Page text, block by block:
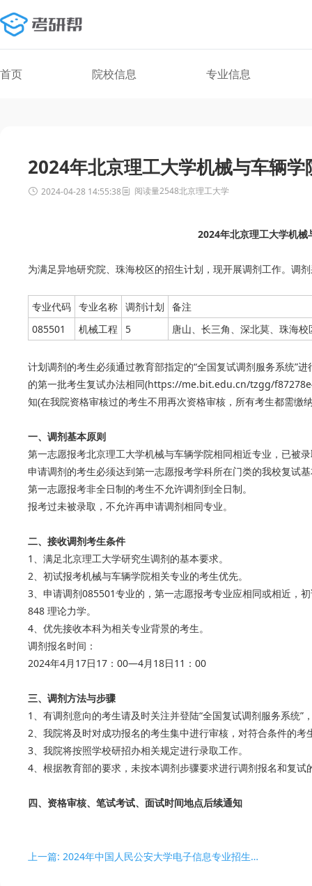
首页 院校信息 专业信息
2024年北京理工大学机械与车辆
2024-04-28 14:55:38 阅读量2548北京理工大学
2024年北京理工大学机
为满足异地研究院、珠海校区的招生计划，现开展调剂工作。调
专业代码 专业名称 调剂计划
备注
085501
机械工程 5 唐山、长三角、深北莫、珠海校
计划调剂的考生必须通过教育部指定的“全国复试调剂服务系统”
的第一批考生复试办法相同(https://me.bit.edu.cn/tzgg/
知(在我院资格审核过的考生不用再次资格审核，所有考生都需缴
一、调剂基本原则
第一志愿报考北京理工大学机械与车辆学院相同相近专业，已被
申请调剂的考生必须达到第一志愿报考学科所在门类的我校复试
第一志愿报考非全日制的考生不允许调剂到全日制。
报考过未被录取，不允许再申请调剂相同专业。
二、接收调剂考生条件
1、满足北京理工大学研究生调剂的基本要求。
2、初试报考机械与车辆学院相关专业的考生优先。
3、申请调剂085501专业的，第一志愿报考专业应相同或相近，
848 理论力学。
4、优先接收本科为相关专业背景的考生。
调剂报名时间：
2024年4月17日17：00—4月18日11：00
三、调剂方法与步骤
1、有调剂意向的考生请及时关注并登陆“全国复试调剂服务系统”
2、我院将及时对成功报名的考生集中进行审核，对符合条件的考
3、我院将按照学校研招办相关规定进行录取工作。
4、根据教育部的要求，未按本调剂步骤要求进行调剂报名和复试
四、资格审核、笔试考试、面试时间地点后续通知
上一篇: 2024年中国人民公安大学电子信息专业招生调剂信息